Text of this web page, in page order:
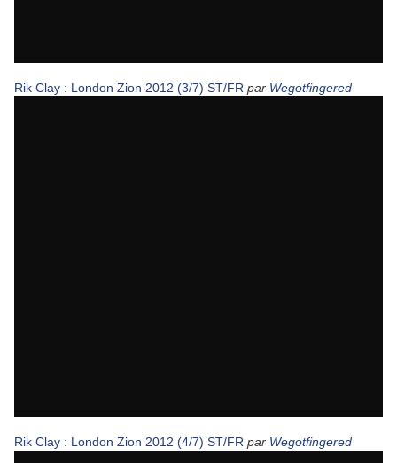
Rik Clay : London Zion 2012 (3/7) ST/FR par Wegotfingered
Rik Clay : London Zion 2012 (4/7) ST/FR par Wegotfingered